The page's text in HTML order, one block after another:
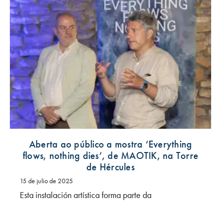
Aberta ao público a mostra ‘Everything
flows, nothing dies’, de MAOTIK, na Torre
de Hércules
15 de julio de 2025
Esta instalación artística forma parte da